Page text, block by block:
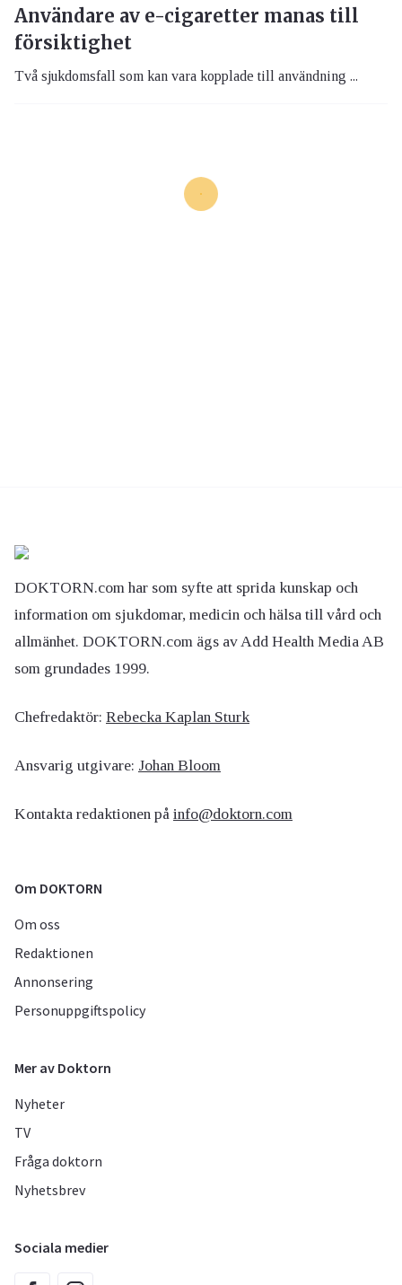
Användare av e-cigaretter manas till
försiktighet
Två sjukdomsfall som kan vara kopplade till användning ...
DOKTORN.com har som syfte att sprida kunskap och
information om sjukdomar, medicin och hälsa till vård och
allmänhet. DOKTORN.com ägs av Add Health Media AB
som grundades 1999.
Chefredaktör: Rebecka Kaplan Sturk
Ansvarig utgivare: Johan Bloom
Kontakta redaktionen på info@doktorn.com
Om DOKTORN
Om oss
Redaktionen
Annonsering
Personuppgiftspolicy
Mer av Doktorn
Nyheter
TV
Fråga doktorn
Nyhetsbrev
Sociala medier